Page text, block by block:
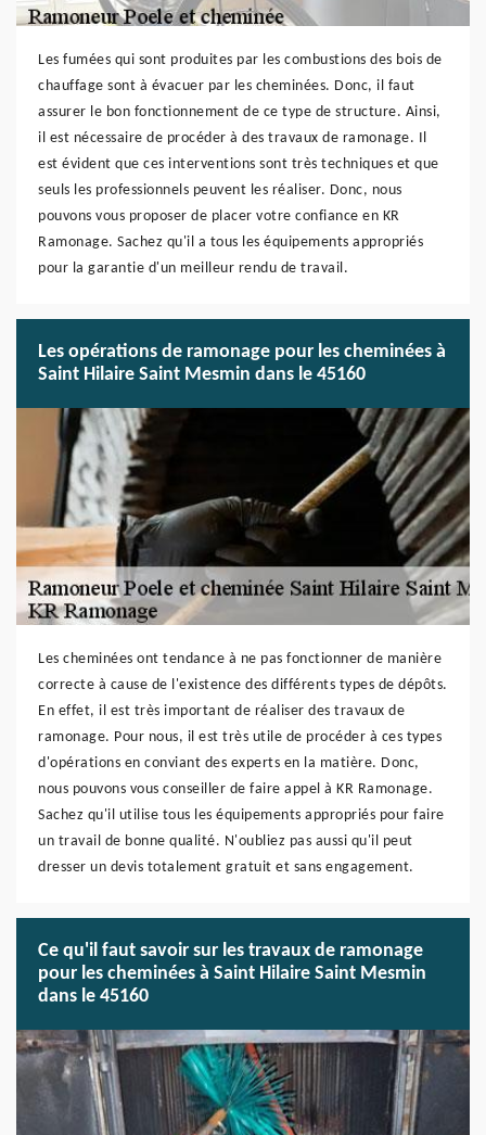
Les fumées qui sont produites par les combustions des bois de
chauffage sont à évacuer par les cheminées. Donc, il faut
assurer le bon fonctionnement de ce type de structure. Ainsi,
il est nécessaire de procéder à des travaux de ramonage. Il
est évident que ces interventions sont très techniques et que
seuls les professionnels peuvent les réaliser. Donc, nous
pouvons vous proposer de placer votre confiance en KR
Ramonage. Sachez qu'il a tous les équipements appropriés
pour la garantie d'un meilleur rendu de travail.
Les opérations de ramonage pour les cheminées à
Saint Hilaire Saint Mesmin dans le 45160
Les cheminées ont tendance à ne pas fonctionner de manière
correcte à cause de l'existence des différents types de dépôts.
En effet, il est très important de réaliser des travaux de
ramonage. Pour nous, il est très utile de procéder à ces types
d'opérations en conviant des experts en la matière. Donc,
nous pouvons vous conseiller de faire appel à KR Ramonage.
Sachez qu'il utilise tous les équipements appropriés pour faire
un travail de bonne qualité. N'oubliez pas aussi qu'il peut
dresser un devis totalement gratuit et sans engagement.
Ce qu'il faut savoir sur les travaux de ramonage
pour les cheminées à Saint Hilaire Saint Mesmin
dans le 45160